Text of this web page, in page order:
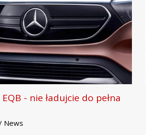
- nie ładujcie do pełna
News